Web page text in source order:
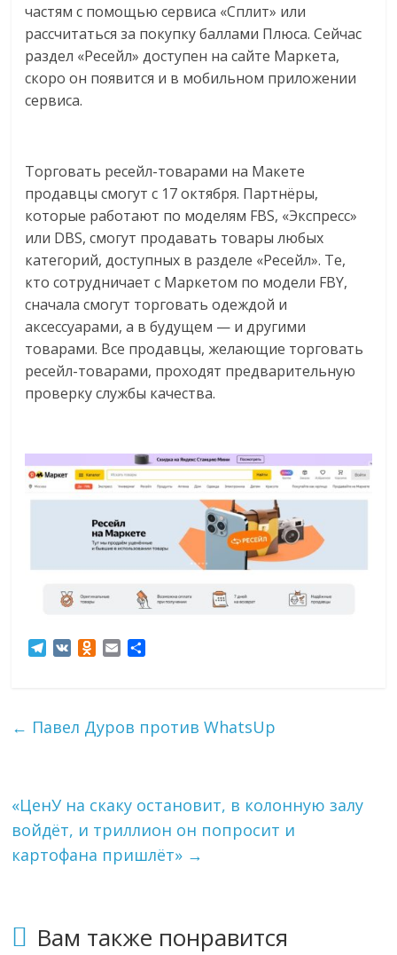
частям с помощью сервиса «Сплит» или
рассчитаться за покупку баллами Плюса. Сейчас
раздел «Ресейл» доступен на сайте Маркета,
скоро он появится и в мобильном приложении
сервиса.
Торговать ресейл-товарами на Макете
продавцы смогут с 17 октября. Партнёры,
которые работают по моделям FBS, «Экспресс»
или DBS, смогут продавать товары любых
категорий, доступных в разделе «Ресейл». Те,
кто сотрудничает с Маркетом по модели FBY,
сначала смогут торговать одеждой и
аксессуарами, а в будущем — и другими
товарами. Все продавцы, желающие торговать
ресейл-товарами, проходят предварительную
проверку службы качества.
T
r
O
l
n
i
k
i
в
← Павел Дуров против WhatsUp
«ЦенУ на скаку остановит, в колонную залу
войдёт, и триллион он попросит и
картофана пришлёт» →
Вам также понравится